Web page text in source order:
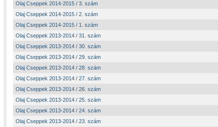
Olaj Cseppek 2014-2015 / 3. szám
Olaj Cseppek 2014-2015 / 2. szám
Olaj Cseppek 2014-2015 / 1. szám
Olaj Cseppek 2013-2014 / 31. szám
Olaj Cseppek 2013-2014 / 30. szám
Olaj Cseppek 2013-2014 / 29. szám
Olaj Cseppek 2013-2014 / 28. szám
Olaj Cseppek 2013-2014 / 27. szám
Olaj Cseppek 2013-2014 / 26. szám
Olaj Cseppek 2013-2014 / 25. szám
Olaj Cseppek 2013-2014 / 24. szám
Olaj Cseppek 2013-2014 / 23. szám